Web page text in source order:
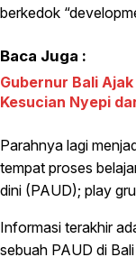
berkedok
Baca Juga :
Gubernur Bali
Kesucian Nyepi
Parahnya lagi
tempat proses
dini (PAUD); play
Informasi terakhir
sebuah PAUD di